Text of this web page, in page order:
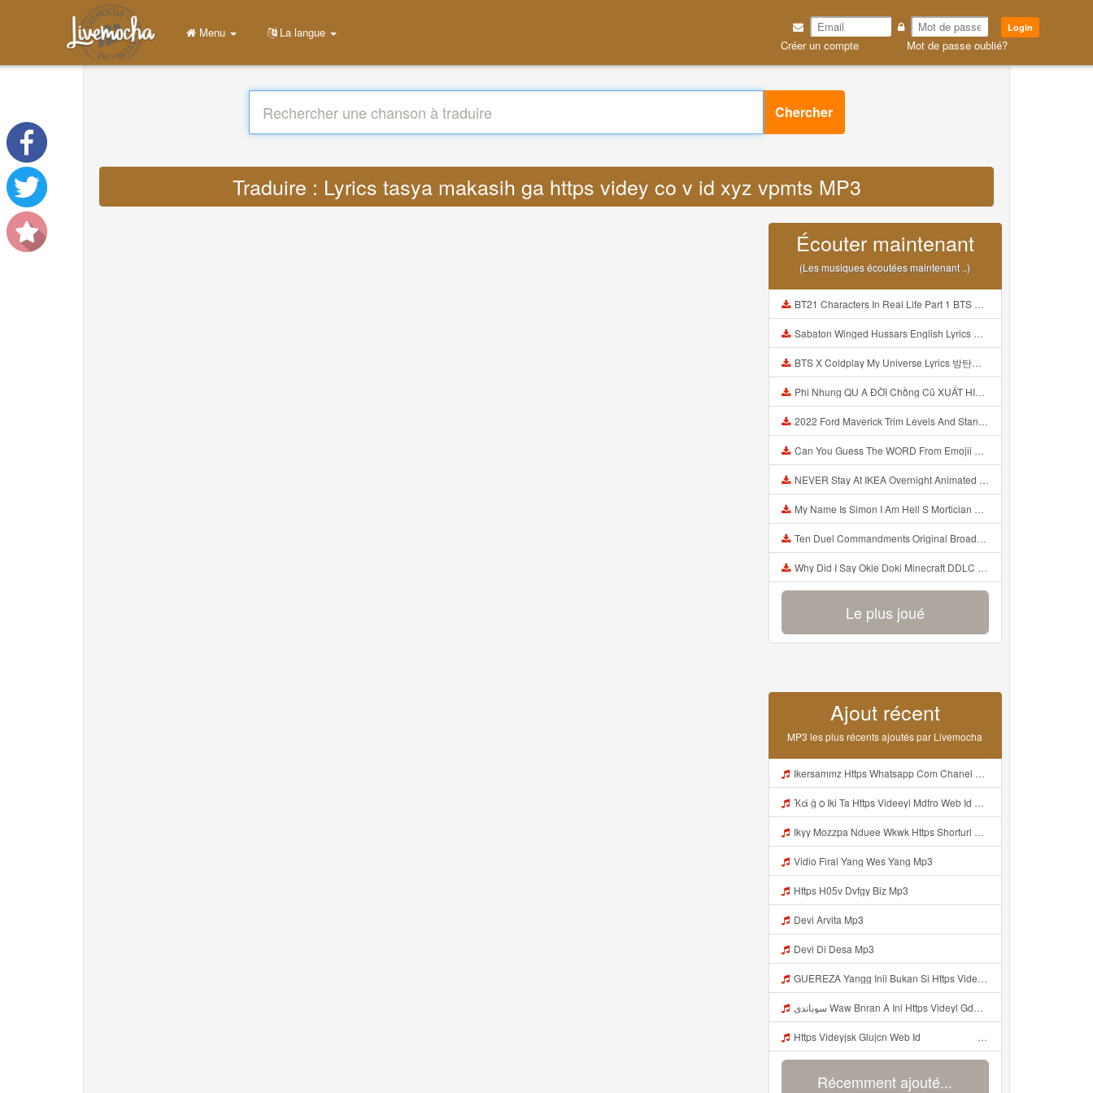
Login
Créer un compte Mot de passe oublié?
Menu La langue
Chercher
Traduire : Lyrics tasya makasih ga https videy co v id xyz vpmts MP3
Écouter maintenant
(Les musiques écoutées maintenant ..)
BT21 Characters In Real Life Part 1 BTS AND BT21 방탄소년단 BT21 BT21아가들은 아빠조아 따라쟁이들 BTS Vs BT21 Mp3
Sabaton Winged Hussars English Lyrics Mp3
BTS X Coldplay My Universe Lyrics 방탄소년단 콜드플레이 My Universe 가사 Color Coded Lyrics Han Rom Eng Mp3
Phi Nhung QU A ĐỜI Chồng Cũ XUẤT HIỆN Khóc Hối Hận Vì Làm Điều KHỦNG KHIẾP Với Cô Mp3
2022 Ford Maverick Trim Levels And Standard Features Explained Mp3
Can You Guess The WORD From Emojii COMPOUND WORD EMOJII CHALLENGE 90 PEOPLE FAIL Guess Mp3
NEVER Stay At IKEA Overnight Animated SCP 3008 Horror Story Mp3
My Name Is Simon I Am Hell S Mortician And I Am Going To Kill God Creepypasta Mp3
Ten Duel Commandments Original Broadway Cast Of Hamilton Lyrics Mp3
Why Did I Say Okie Doki Minecraft DDLC Animated Music Video Song By The Stupendium Mp3
Le plus joué
Ajout récent
MP3 les plus récents ajoutés par Livemocha
Ikersammz Https Whatsapp Com Chanel 0029Vb7WfdGehEKmE7WrW3i Mp3
Ҡά ġ ѻ Iki Ta Https Videeyl Mdfro Web Id ᅠ ᅠ ᅠ ᅠ ᅠ ᅠ ᅠ ᅠ ᅠ ᅠ ᅠ ᅠ ᅠ ᅠ ᅠ ᅠ ᅠ ᅠ ᅠ ᅠ ᅠ ᅠ ᅠ ᅠ ᅠ ᅠ ᅠ ᅠ ᅠ ᅠ ᅠ ᅠ ᅠ ᅠ ᅠ ᅠ ᅠ ᅠ ᅠ ᅠ ᅠ ᅠ ᅠ ᅠ ᅠ ᅠ ᅠ ᅠ ᅠ ᅠ ᅠ ᅠ ᅠ ᅠ ᅠ ᅠ ᅠ ᅠ ᅠ Https Videeyl Mdfro Web Id Mp3
Ikyy Mozzpa Nduee Wkwk Https Shorturl Asia 5NazA ᅟᅟᅟᅟᅟᅟᅟᅟᅟᅟᅟᅟᅟᅟᅟᅟᅟᅟᅟᅟᅟᅟᅟᅟᅟᅟᅟᅟᅟᅟᅟᅟ ᅠ ᅠ ᅠ ᅠ ᅠ ᅠ ᅠ ᅠ ᅠ ᅠ ᅠ ᅠ ᅠ ᅠ ᅠ ᅠ ᅠ ᅠ ᅠ ᅠ ᅠ ᅠ ᅠ ᅠ ᅠ ᅠ ᅠ ᅠ ᅠ ᅠ ᅠ ᅠ Mp3
Vidio Firal Yang Wes Yang Mp3
Https H05v Dvfgy Biz Mp3
Devi Arvita Mp3
Devi Di Desa Mp3
GUEREZA Yangg Inii Bukan Si Https Videyml Lvonya Web Id ᅠ ᅠ ᅠ ᅠ ᅠ ᅠ ᅠ ᅠ ᅠ ᅠ ᅠ ᅠ ᅠ ᅠ ᅠ ᅠ ᅠ ᅠ ᅠ ᅠ OKK ᅠ ᅠ ᅠ ᅠ ᅠ ᅠ ᅠ ᅠ ᅠ ᅠ ᅠ ᅠ ᅠ ᅠ ᅠ ᅠ ᅠ ᅠ ᅠ ᅠ ᅠ ᅠ ᅠ ᅠ ᅠ ᅠ ᅠ ᅠ ᅠ ᅠ ᅠ ᅠ ᅠ ᅠ ᅠ ᅠ ᅠ ᅠ ᅠ Bokep Viral Tiktok ᅠ Mp3
سوباندي Waw Bnran A Ini Https Videyl Gdwuys Web Id Ini Kah ᅠ ᅠ ᅠ ᅠ ᅠ ᅠ ᅠ ᅠ ᅠ ᅠ ᅠ ᅠ ᅠ ᅠ ᅠ ᅠ ᅠ ᅠ ᅠ ᅠ ᅠ ᅠ ᅠ ᅠ ᅠ ᅠ ᅠ ᅠ ᅠ ᅠ ᅠ ᅠ ᅠ ᅠ ᅠ ᅠ ᅠ ᅠ ᅠ ᅠ ᅠ ᅠ ᅠ ᅠ ᅠ ᅠ ᅠ ᅠ ᅠ ᅠ ᅠ ᅠ ᅠ ᅠ ᅠ ᅠ ᅠ ᅠ ᅠ ᅠ ᅠ ᅠ ᅠ ᅠ ᅠ ᅠ Mp3
Https Videyjsk Glujcn Web Id ᅠ ᅠ ᅠ ᅠ ᅠ ᅠ ᅠ ᅠ ᅠ ᅠ ᅠ ᅠ ᅠ ᅠ ᅠ ᅠ ᅠ ᅠ ᅠ ᅠ OKk ᅠ ᅠ ᅠ ᅠ ᅠ ᅠ ᅠ ᅠ ᅠ ᅠ ᅠ ᅠ ᅠ ᅠ ᅠ ᅠ ᅠ ᅠ ᅠ ᅠ ᅠ ᅠ ᅠ ᅠ ᅠ ᅠ ᅠ ᅠ ᅠ ᅠ ᅠ ᅠ ᅠ Mp3
Récemment ajouté...